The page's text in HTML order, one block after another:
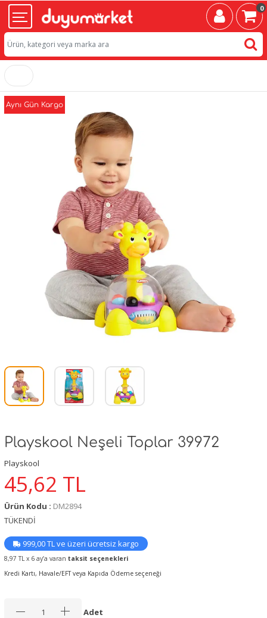
0
Aynı Gün Kargo
Playskool Neşeli Toplar 39972
Playskool
45,62 TL
Ürün Kodu : DM2894
TÜKENDİ
999,00 TL ve üzeri ücretsiz kargo
8,97 TL x 6 ay’a varan taksit seçenekleri
Kredi Kartı, Havale/EFT veya Kapıda Ödeme seçeneği
Adet